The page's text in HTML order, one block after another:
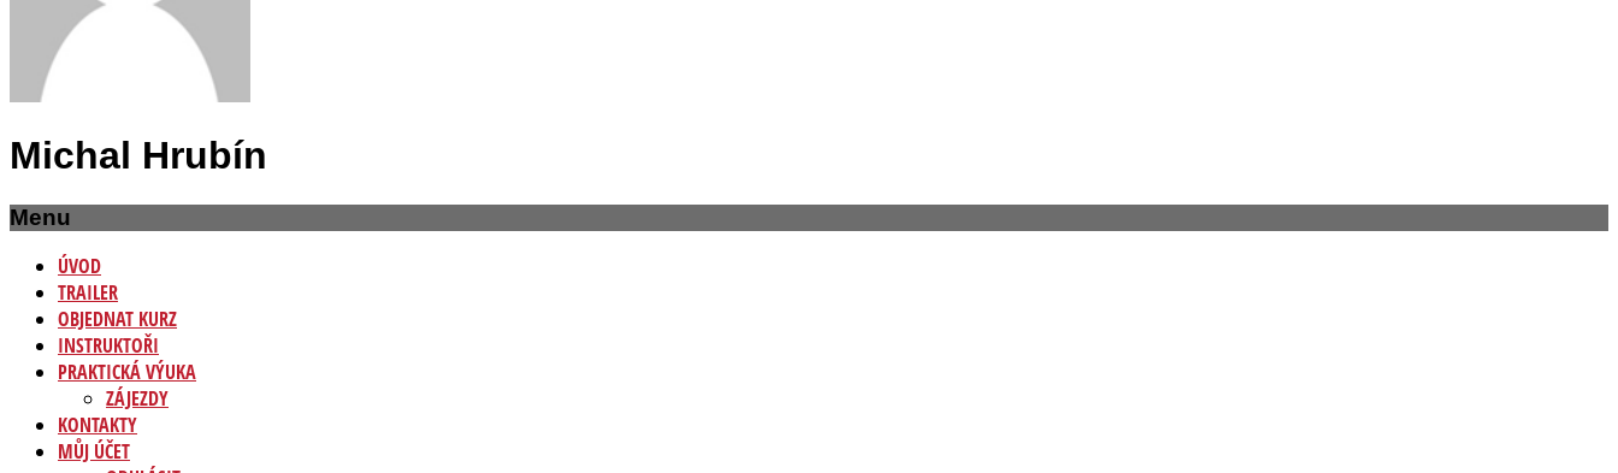
Michal Hrubín
Menu
ÚVOD
TRAILER
OBJEDNAT KURZ
INSTRUKTOŘI
PRAKTICKÁ VÝUKA
ZÁJEZDY
KONTAKTY
MŮJ ÚČET